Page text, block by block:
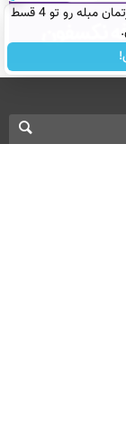
اجاره‌ قسطی ویلا! از کلبه تا آپارتمان مبله رو تو 4 قسط